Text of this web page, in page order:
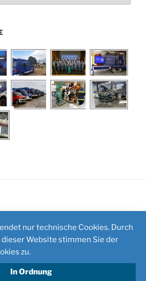
nur technische Cookies. Durch
Website stimmen Sie der
zu.
In Ordnung